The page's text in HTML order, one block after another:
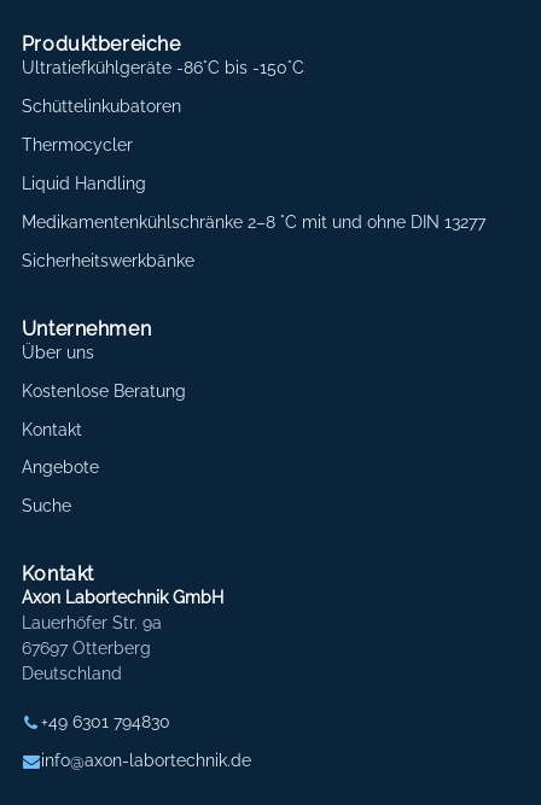
Produktbereiche
Ultratiefkühlgeräte -86°C bis -150°C
Schüttelinkubatoren
Thermocycler
Liquid Handling
Medikamentenkühlschränke 2–8 °C mit und ohne DIN 13277
Sicherheitswerkbänke
Unternehmen
Über uns
Kostenlose Beratung
Kontakt
Angebote
Suche
Kontakt
Axon Labortechnik GmbH
Lauerhöfer Str. 9a
67697 Otterberg
Deutschland
+49 6301 794830
info@axon-labortechnik.de